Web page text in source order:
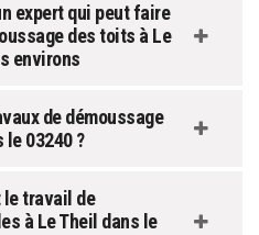
expert qui peut faire
des toits à Le
environs
de démoussage
03240 ?
le travail de
à Le Theil dans le